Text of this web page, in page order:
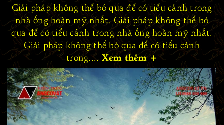
Giải pháp không thể bỏ qua để có tiểu cảnh trong
nhà ống hoàn mỹ nhất. Giải pháp không thể bỏ
qua để có tiểu cảnh trong nhà ống hoàn mỹ nhất.
Giải pháp không thể bỏ qua để có tiểu cảnh
trong.... Xem thêm+